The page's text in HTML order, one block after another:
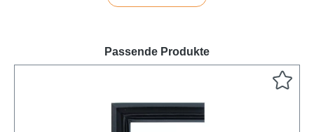
Passende Produkte